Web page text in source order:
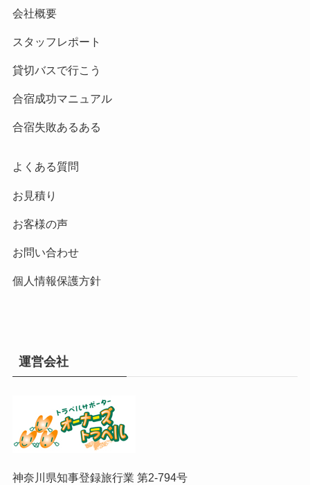
会社概要
スタッフレポート
貸切バスで行こう
合宿成功マニュアル
合宿失敗あるある
よくある質問
お見積り
お客様の声
お問い合わせ
個人情報保護方針
運営会社
神奈川県知事登録旅行業 第2-794号